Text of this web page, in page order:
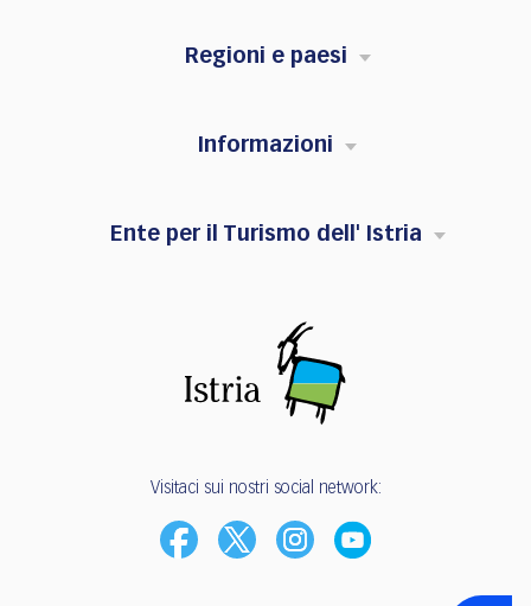
Regioni e paesi
Informazioni
Ente per il Turismo dell' Istria
Visitaci sui nostri social network: